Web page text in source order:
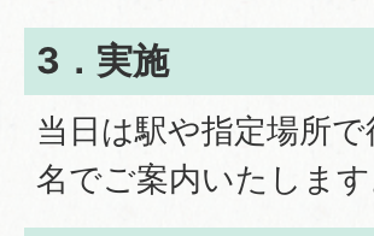
3．実施
当日は駅や指定場所
名でご案内いたします